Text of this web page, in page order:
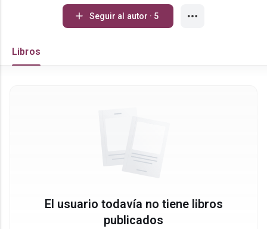
Seguir al autor · 5
Libros
El usuario todavía no tiene libros
publicados